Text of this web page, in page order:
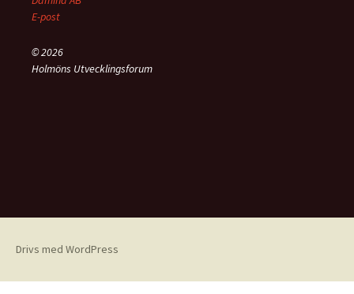
E-post
© 2026
Holmöns Utvecklingsforum
Drivs med WordPress